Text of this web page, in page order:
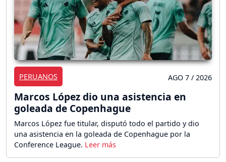
PERUANOS AGO 7 / 2026
Marcos López dio una asistencia en
goleada de Copenhague
Marcos López fue titular, disputó todo el partido y dio
una asistencia en la goleada de Copenhague por la
Conference League.